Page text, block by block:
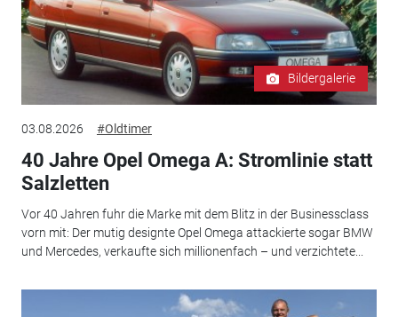
Bildergalerie
03.08.2026 #Oldtimer
40 Jahre Opel Omega A: Stromlinie statt
Salzletten
Vor 40 Jahren fuhr die Marke mit dem Blitz in der Businessclass
vorn mit: Der mutig designte Opel Omega attackierte sogar BMW
und Mercedes, verkaufte sich millionenfach – und verzichtete...